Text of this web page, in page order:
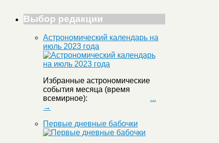
Выбор редакции
Астрономический календарь на
июль 2023 года
Избранные астрономические
события месяца (время
всемирное): ...
→
Первые дневные бабочки